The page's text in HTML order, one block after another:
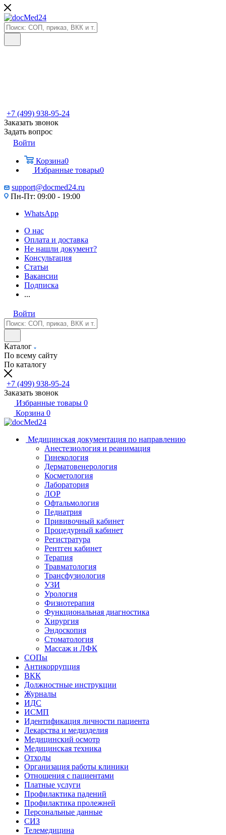
+7 (499) 938-95-24
Заказать звонок
Задать вопрос
Войти
Корзина0
Избранные товары0
support@docmed24.ru
Пн-Пт: 09:00 - 19:00
WhatsApp
О нас
Оплата и доставка
Не нашли документ?
Консультация
Статьи
Вакансии
Подписка
...
Войти
Каталог
По всему сайту
По каталогу
+7 (499) 938-95-24
Заказать звонок
Избранные товары 0
Корзина 0
Медицинская документация по направлению
Анестезиология и реанимация
Гинекология
Дерматовенерология
Косметология
Лаборатория
ЛОР
Офтальмология
Педиатрия
Прививочный кабинет
Процедурный кабинет
Регистратура
Рентген кабинет
Терапия
Травматология
Трансфузиология
УЗИ
Урология
Физиотерапия
Функциональная диагностика
Хирургия
Эндоскопия
Стоматология
Массаж и ЛФК
СОПы
Антикоррупция
ВКК
Должностные инструкции
Журналы
ИДС
ИСМП
Идентификация личности пациента
Лекарства и медизделия
Медицинский осмотр
Медицинская техника
Отходы
Организация работы клиники
Отношения с пациентами
Платные услуги
Профилактика падений
Профилактика пролежней
Персональные данные
СИЗ
Телемедицина